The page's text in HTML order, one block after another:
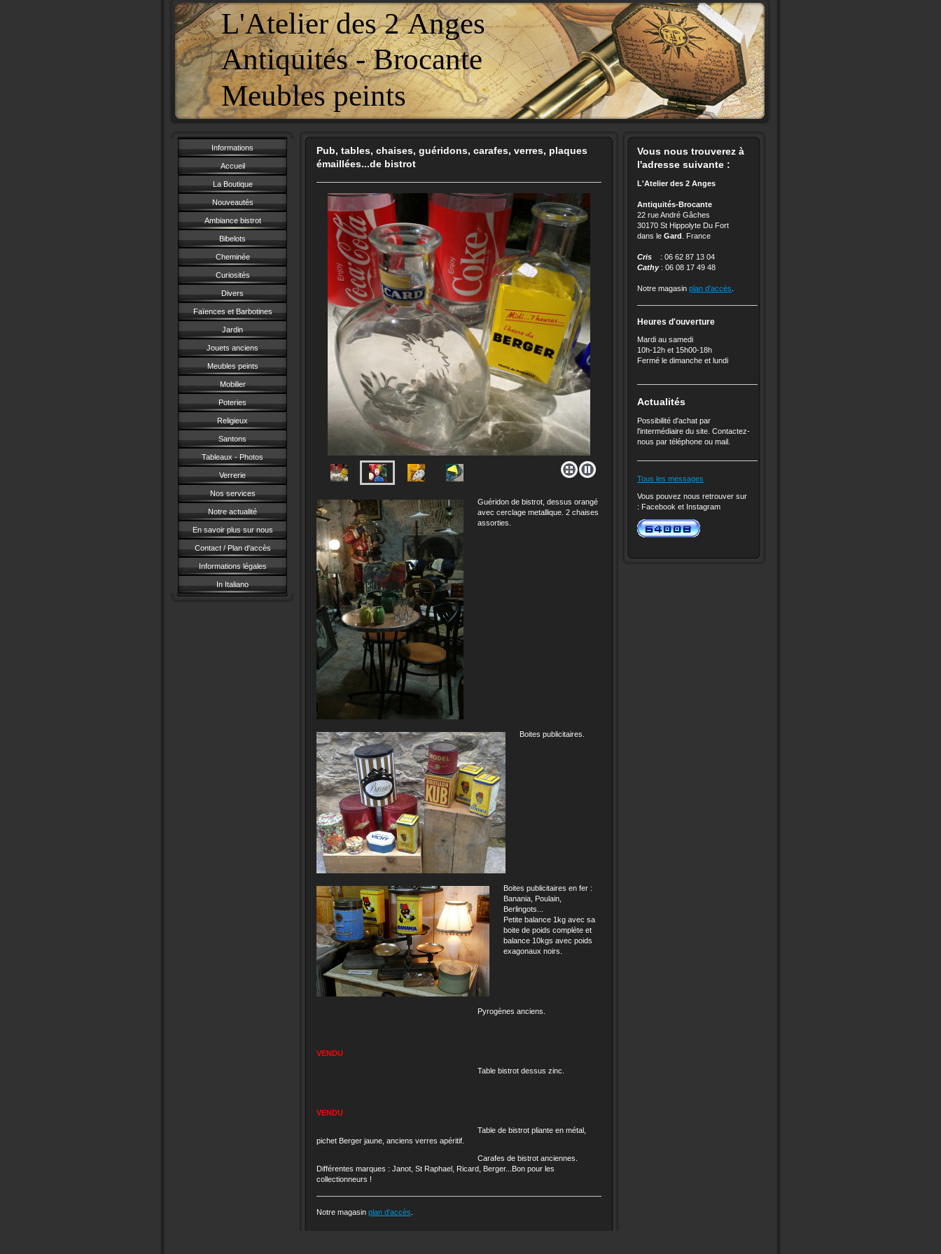
L'Atelier des 2 Anges
Antiquités - Brocante
Meubles peints
Informations
Accueil
La Boutique
Nouveautés
Ambiance bistrot
Bibelots
Cheminée
Curiosités
Divers
Faïences et Barbotines
Jardin
Jouets anciens
Meubles peints
Mobilier
Poteries
Religieux
Santons
Tableaux - Photos
Verrerie
Nos services
Notre actualité
En savoir plus sur nous
Contact / Plan d'accès
Informations légales
In Italiano
Pub, tables, chaises, guéridons, carafes, verres, plaques
émaillées...de bistrot
Guéridon de bistrot, dessus orangé
avec cerclage metallique. 2 chaises
assorties.
Boites publicitaires.
Boites publicitaires en fer :
Banania, Poulain,
Berlingots...
Petite balance 1kg avec sa
boite de poids complète et
balance 10kgs avec poids
exagonaux noirs.
Pyrogènes anciens.
VENDU
Table bistrot dessus zinc.
VENDU
Table de bistrot pliante en métal,
pichet Berger jaune, anciens verres apéritif.
Carafes de bistrot anciennes.
Différentes marques : Janot, St Raphael, Ricard, Berger...Bon pour les
collectionneurs !
Notre magasin plan d'accès
Vous nous trouverez à
l'adresse suivante :
L'Atelier des 2 Anges
Antiquités-Brocante
22 rue André Gâches
30170 St Hippolyte Du Fort
dans le Gard . France
Cris : 06 62 87 13 04
Cathy: 06 08 17 49 48
Notre magasin plan d'accès
Heures d'ouverture
Mardi au samedi
10h-12h et 15h00-18h
Fermé le dimanche et lundi
Actualités
Possibilité d'achat par
l'intermédiaire du site. Contactez-
nous par téléphone ou mail.
Tous les messages
Vous pouvez nous retrouver sur
: Facebook et Instagram